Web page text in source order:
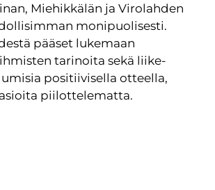
Miehikkälän ja Virolahden
monipuolisesti.
pääset lukemaan
tarinoita sekä liike-
positiivisella otteella,
piilottelematta.